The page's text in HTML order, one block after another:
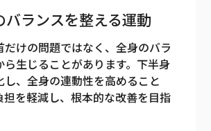
バランスを整える運動
だけの問題ではなく、全身のバラ
ら生じることがあります。下半身
し、全身の連動性を高めること
担を軽減し、根本的な改善を目指